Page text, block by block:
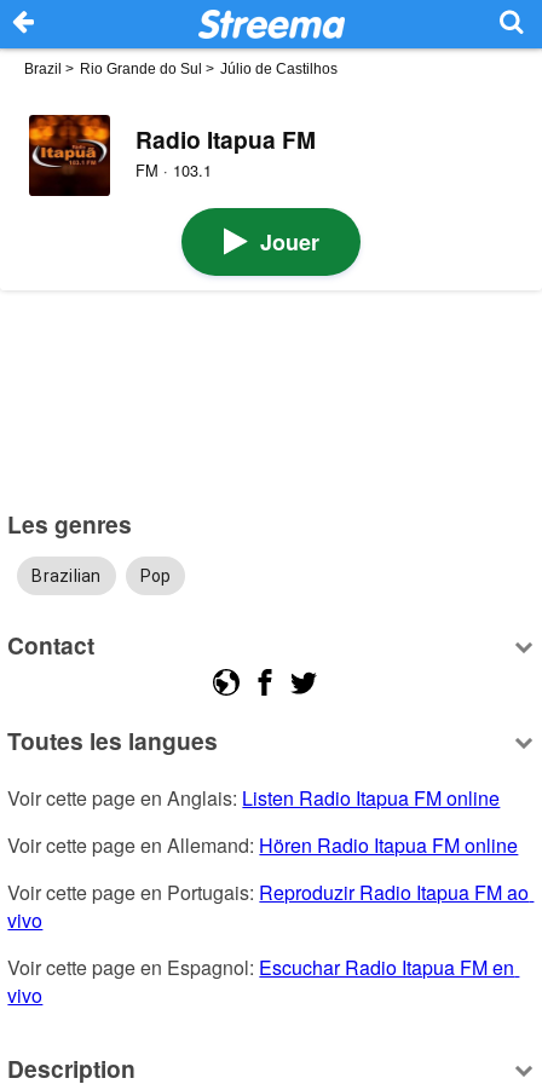
Brazil > Rio Grande do Sul > Júlio de Castilhos
Radio Itapua FM
FM · 103.1
Jouer
Les genres
Brazilian Pop
Contact
Toutes les langues
Voir cette page en Anglais: Listen Radio Itapua FM online
Voir cette page en Allemand: Hören Radio Itapua FM online
Voir cette page en Portugais: Reproduzir Radio Itapua FM ao
vivo
Voir cette page en Espagnol: Escuchar Radio Itapua FM en
vivo
Description